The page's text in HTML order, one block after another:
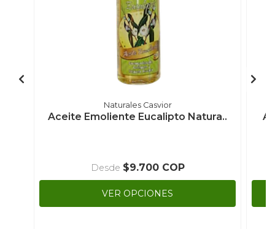
Naturales Casvior
Aceite Emoliente Eucalipto Natura..
Desde $9.700 COP
VER OPCIONES